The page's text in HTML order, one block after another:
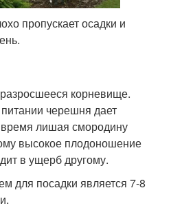
пропускает осадки и
корневище.
черешня дает
лишая смородину
высокое плодоношение
в ущерб другому.
для посадки является 7-8